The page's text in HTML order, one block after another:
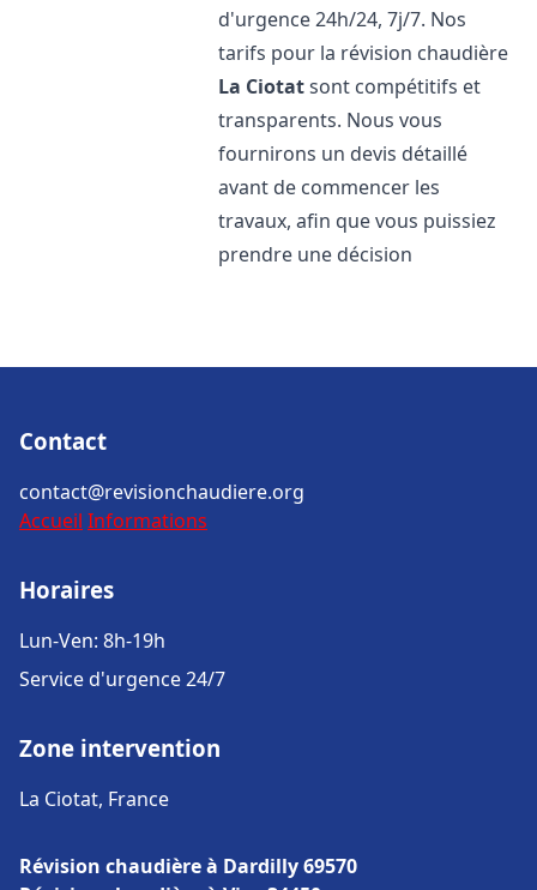
d'urgence 24h/24, 7j/7. Nos
tarifs pour la révision chaudière
La Ciotatsont compétitifs et
transparents. Nous vous
fournirons un devis détaillé
avant de commencer les
travaux, afin que vous puissiez
prendre une décision
Contact
contact@revisionchaudiere.org
Accueil Informations
Horaires
Lun-Ven: 8h-19h
Service d'urgence 24/7
Zone intervention
La Ciotat, France
Révision chaudière à Dardilly 69570